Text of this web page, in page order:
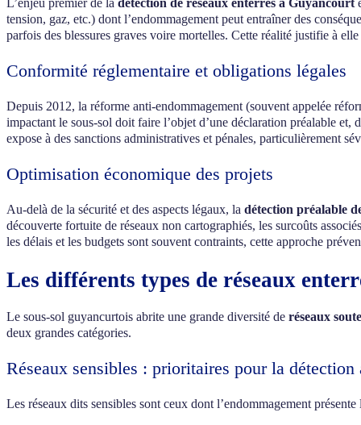
L’enjeu premier de la détection de réseaux enterrés à Guyancourt
tension, gaz, etc.) dont l’endommagement peut entraîner des
parfois des blessures graves voire mortelles. Cette réalité justifie à
Conformité réglementaire et obligations légales
Depuis 2012, la réforme anti-endommagement (souvent appelée
impactant le sous-sol doit faire l’objet d’une déclaration préalable
expose à des sanctions administratives et pénales, particulièrement
Optimisation économique des projets
Au-delà de la sécurité et des aspects légaux, la détection préalable
découverte fortuite de réseaux non cartographiés, les surcoûts
les délais et les budgets sont souvent contraints, cette approche
Les différents types de réseaux
Le sous-sol guyancurtois abrite une grande diversité de réseaux
deux grandes catégories.
Réseaux sensibles : prioritaires pour la détection
Les réseaux dits sensibles sont ceux dont l’endommagement